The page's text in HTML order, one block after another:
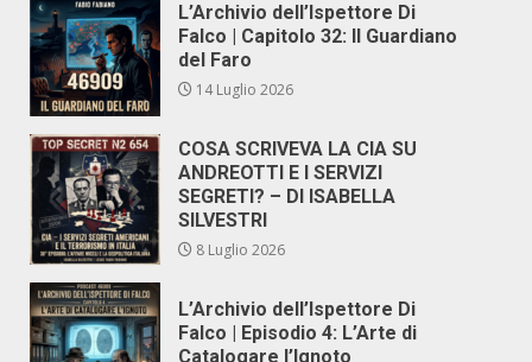
L’Archivio dell’Ispettore Di
Falco | Capitolo 32: Il Guardiano
del Faro
14 Luglio 2026
COSA SCRIVEVA LA CIA SU
ANDREOTTI E I SERVIZI
SEGRETI? – DI ISABELLA
SILVESTRI
8 Luglio 2026
L’Archivio dell’Ispettore Di
Falco | Episodio 4: L’Arte di
Catalogare l’Ignoto